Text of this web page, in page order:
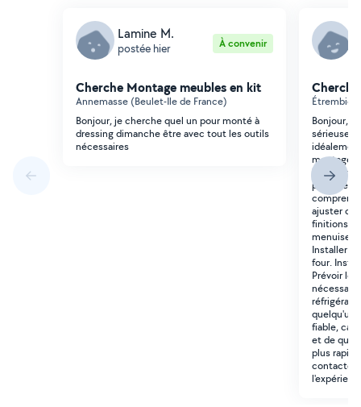
Lamine M.
postée hier À convenir
Cherche Montage meubles en kit
Annemasse (Beulet-Ile de France)
Bonjour, je cherche quel un pour monté à
dressing dimanche être avec tout les outils
nécessaires
Bonjour,
sérieuse,
montage
ajuster
finitions).
Installer
four.
Prévoir
quelqu'un
fiable,
et de
plus
contacter